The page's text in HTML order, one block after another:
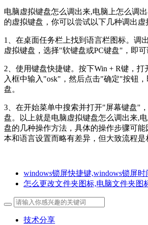
电脑虚拟键盘怎么调出来,电脑上怎么调
的虚拟键盘，你可以尝试以下几种调出虚
1、在桌面任务栏上找到语言栏图标。调
虚拟键盘，选择"软键盘或PC键盘"，即可
2、使用键盘快捷键。按下Win + R键，
入框中输入"osk"，然后点击"确定"按钮
盘。
3、在开始菜单中搜索并打开"屏幕键盘"
盘。以上就是电脑虚拟键盘怎么调出来,
盘的几种操作方法，具体的操作步骤可能
本和语言设置而略有差异，但大致流程是
windows锁屏快捷键,windows锁屏时
怎么更改文件夹图标,电脑文件夹图
技术分享